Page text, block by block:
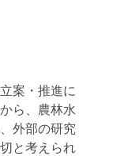
案・推進に
ら、農林水
外部の研究
と考えられ